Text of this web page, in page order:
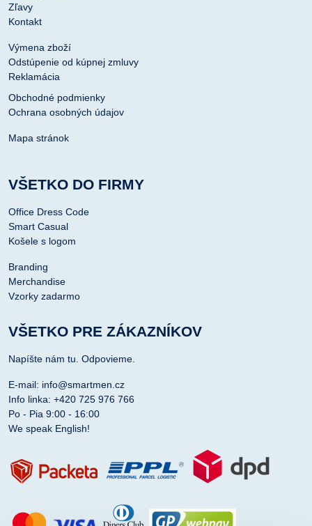
Zľavy
Kontakt
Výmena zboží
Odstúpenie od kúpnej zmluvy
Reklamácia
Obchodné podmienky
Ochrana osobných údajov
Mapa stránok
VŠETKO DO FIRMY
Office Dress Code
Smart Casual
Košele s logom
Branding
Merchandise
Vzorky zadarmo
VŠETKO PRE ZÁKAZNÍKOV
Napíšte nám tu. Odpovieme.
E-mail: info@smartmen.cz
Info linka: +420 725 976 766
Po - Pia 9:00 - 16:00
We speak English!